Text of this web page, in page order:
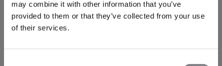
may combine it with other information that you’ve
provided to them or that they’ve collected from your use
of their services.